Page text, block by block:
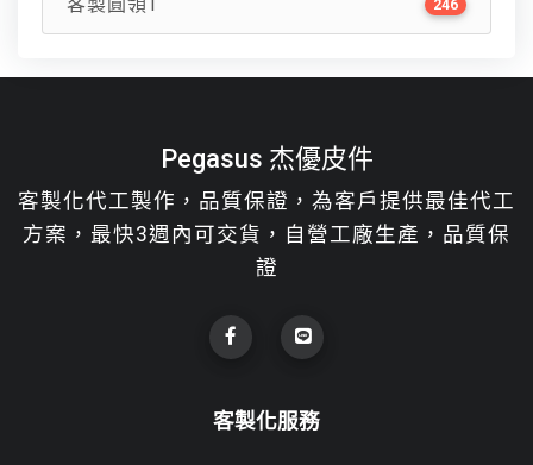
客製圓領T 246
Pegasus 杰優皮件
客製化代工製作，品質保證，為客戶提供最佳代工
方案，最快3週內可交貨，自營工廠生產，品質保
證
客製化服務